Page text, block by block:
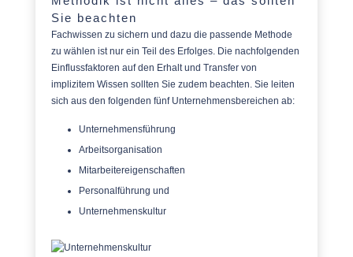
Sie beachten
Fachwissen zu sichern und dazu die passende Methode
zu wählen ist nur ein Teil des Erfolges. Die nachfolgenden
Einflussfaktoren auf den Erhalt und Transfer von
implizitem Wissen sollten Sie zudem beachten. Sie leiten
sich aus den folgenden fünf Unternehmensbereichen ab:
Unternehmensführung
Arbeitsorganisation
Mitarbeitereigenschaften
Personalführung und
Unternehmenskultur